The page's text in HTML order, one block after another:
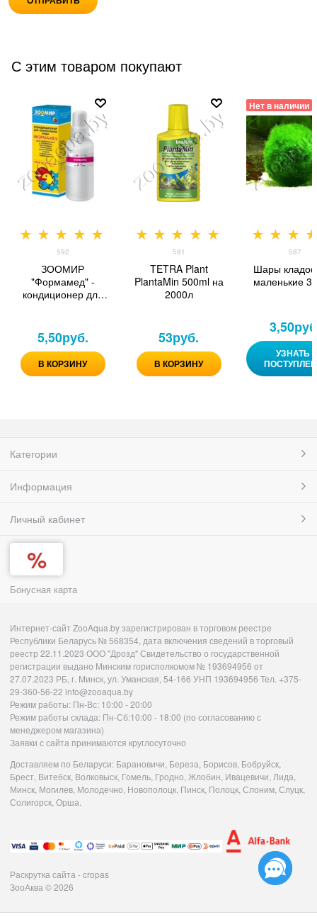
С этим товаром покупают
592
ЗООМИР
"Формамед" -
кондиционер для
5,50руб.
В КОРЗИНУ
581
TETRA Plant
PlantaMin 500ml на
2000л
53руб.
В КОРЗИНУ
Нет в наличии
587
Шары
маленькие
3,50
УЗНАТЬ
Категории
Информация
Личный кабинет
Бонусная карта
Интернет-сайт ZooAqua.by зарегистрирован в торговом реестре
Республики Беларусь № 568354, дата включения сведений в торговый
реестр 22.11.2023 ООО "Дрозд" Свидетельство о государственной
регистрации выдано Минским горисполкомом № 193694956 от
27.07.2023 РБ, г. Минск, ул. Уманская, 54-166 УНП 193694956 Тел. +375-
29-360-56-22 info@zooaqua.by
Режим работы: Пн-Вс: 10:00 - 20:00
Режим работы склада: Пн-Сб:10:00 - 18:00 (по согласованию с
менеджером магазина)
Заявки с сайта принимаются круглосуточно
Доставляем по Беларуси: Барановичи, Береза, Борисов, Бобруйск,
Брест, Витебск, Волковыск, Гомель, Гродно, Жлобин, Ивацевичи, Лида,
Минск, Могилев, Молодечно, Новополоцк, Пинск, Полоцк, Слоним, Слуцк,
Солигорск, Орша.
Раскрутка сайта - cropas
ЗооАква © 2026